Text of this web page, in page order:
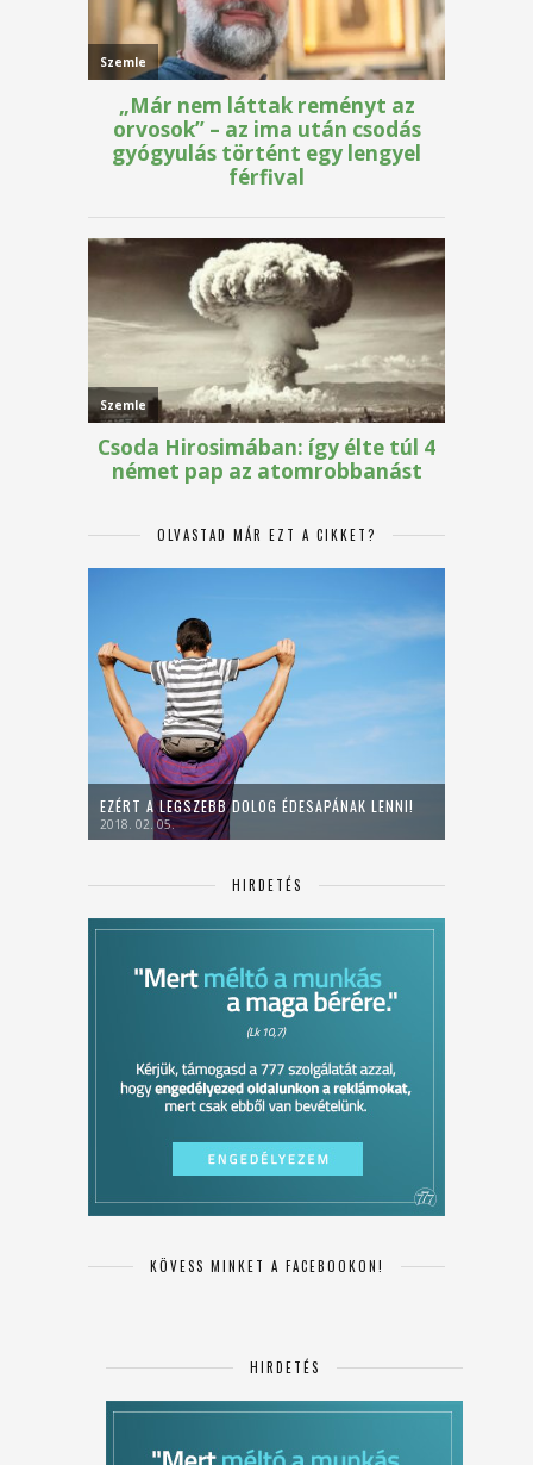
OLVASTAD MÁR EZT A CIKKET?
EZÉRT A LEGSZEBB DOLOG ÉDESAPÁNAK LENNI!
2018. 02. 05.
HIRDETÉS
KÖVESS MINKET A FACEBOOKON!
HIRDETÉS